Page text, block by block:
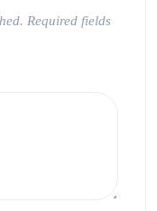
Required fields